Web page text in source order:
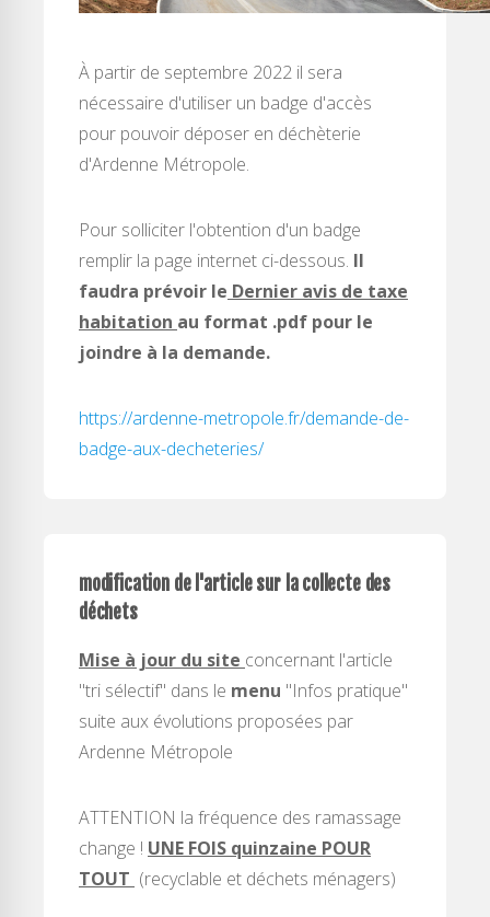
À partir de septembre 2022 il sera
nécessaire d'utiliser un badge d'accès
pour pouvoir déposer en déchèterie
d'Ardenne Métropole.
Pour solliciter l'obtention d'un badge
remplir la page internet ci-dessous. Il
faudra prévoir le Dernier avis de taxe
habitation au format .pdf pour le
joindre à la demande.
https://ardenne-metropole.fr/demande-de-
badge-aux-decheteries/
modification de l'article sur la collecte des
déchets
Mise à jour du site concernant l'article
"tri sélectif" dans le menu "Infos pratique"
suite aux évolutions proposées par
Ardenne Métropole
ATTENTION la fréquence des ramassage
change ! UNE FOIS quinzaine POUR
TOUT (recyclable et déchets ménagers)